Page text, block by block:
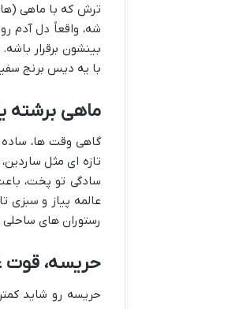
ترش که با ماهی
شه، واقعاً دل آدم
بینشون برقرار
با یه دیس برنج
ماهی برشته
گاهی وقت ها، ساده
تازه ای مثل
سادگی تو پخت،
عالمه پیاز و سبزی
رستوران های
حریسه، قوت
حریسه رو شاید